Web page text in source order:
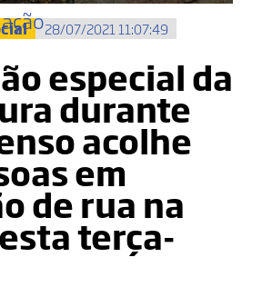
28/07/2021 11:07:49
especial da
durante
acolhe
em
de rua na
terça-